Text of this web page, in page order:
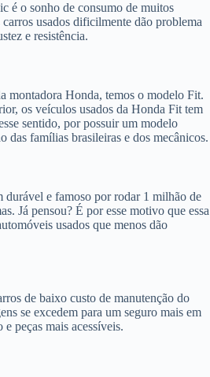
é o sonho de consumo de muitos
usados dificilmente dão problema
e resistência.
montadora Honda, temos o modelo Fit.
os veículos usados da Honda Fit tem
sentido, por possuir um modelo
das famílias brasileiras e dos mecânicos.
durável e famoso por rodar 1 milhão de
Já pensou? É por esse motivo que essa
usados que menos dão
de baixo custo de manutenção do
se excedem para um seguro mais em
peças mais acessíveis.